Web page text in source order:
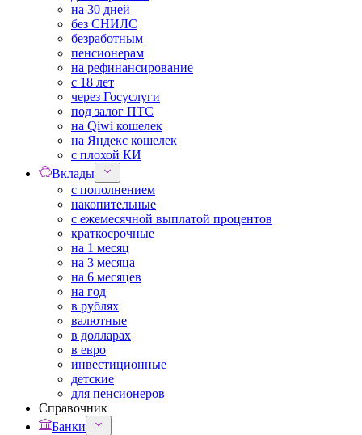
на 30 дней
без СНИЛС
безработным
пенсионерам
на рефинансирование
с 18 лет
через Госуслуги
под залог ПТС
на Qiwi кошелек
на Яндекс кошелек
с плохой КИ
Вклады
с пополнением
накопительные
с ежемесячной выплатой процентов
краткосрочные
на 1 месяц
на 3 месяца
на 6 месяцев
на год
в рублях
валютные
в долларах
в евро
инвестиционные
детские
для пенсионеров
Справочник
Банки